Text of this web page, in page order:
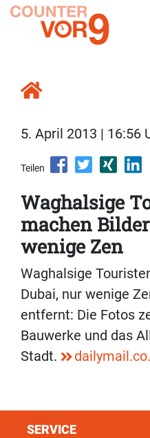
5. April 2013 | 16:56
Teilen
Waghalsige
machen
wenige Zen
Waghalsige
Dubai, nur wenige
entfernt: Die Fotos
Bauwerke und das
Stadt.
SERVICE